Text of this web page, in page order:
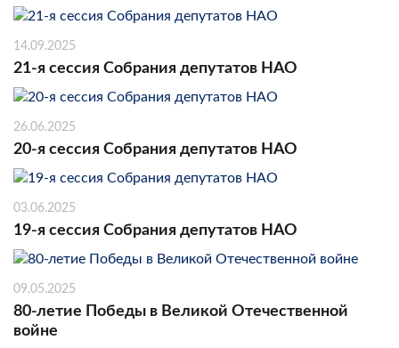
14.09.2025
21-я сессия Собрания депутатов НАО
26.06.2025
20-я сессия Собрания депутатов НАО
03.06.2025
19-я сессия Собрания депутатов НАО
09.05.2025
80-летие Победы в Великой Отечественной
войне